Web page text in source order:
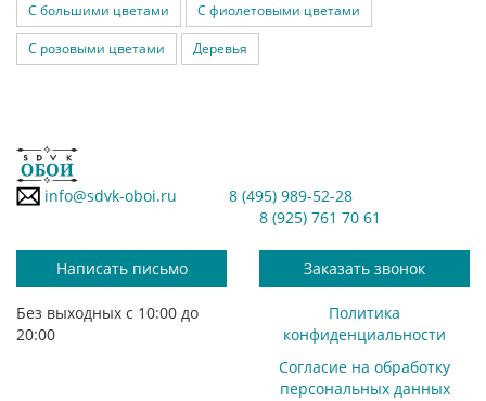
С большими цветами С фиолетовыми цветами
С розовыми цветами Деревья
info@sdvk-oboi.ru
8 (495) 989-52-28
8 (925) 761 70 61
Написать письмо Заказать звонок
Без выходных с 10:00 до
20:00
Политика
конфиденциальности
Согласие на обработку
персональных данных